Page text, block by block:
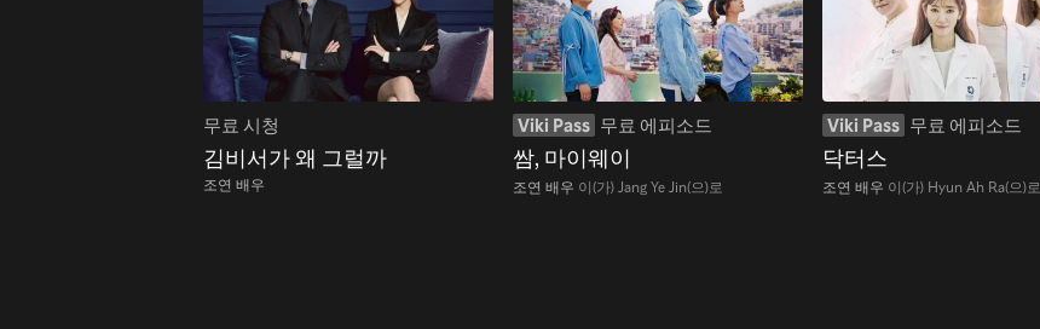
무료 시청
김비서가 왜 그럴까
조연 배우
Viki Pass 무료 에피소드
쌈, 마이웨이
조연 배우 이(가) Jang Ye Jin(으)로
Viki Pass 무료 에피소드
닥터스
조연 배우 이(가) Hyun Ah Ra(으)로